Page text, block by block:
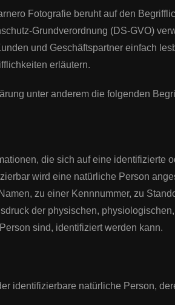
Fotografie beruht auf den
Grundverordnung (DS-GVO)
und Geschäftspartner einfach
erläutern.
unter anderem die folgenden
die sich auf eine identifizierte
wird eine natürliche Person
zu einer Kennnummer, zu
der physischen,
sind, identifiziert werden kann.
identifizierbare natürliche Person,